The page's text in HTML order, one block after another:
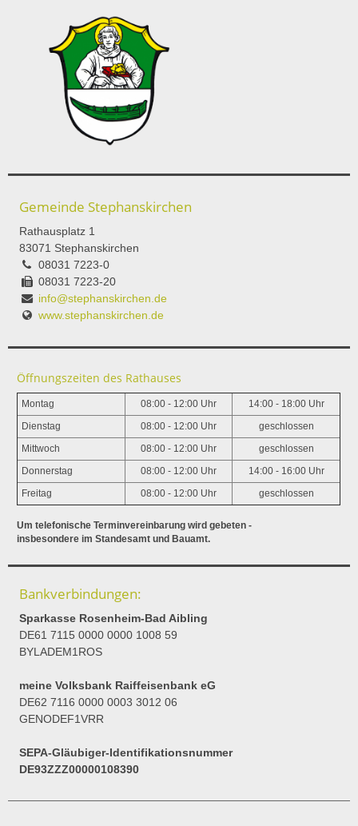
Gemeinde Stephanskirchen
Rathausplatz 1
83071 Stephanskirchen
08031 7223-0
08031 7223-20
info@stephanskirchen.de
www.stephanskirchen.de
Öffnungszeiten des Rathauses
Montag 08:00 - 12:00 Uhr 14:00 - 18:00 Uhr
Dienstag 08:00 - 12:00 Uhr geschlossen
Mittwoch 08:00 - 12:00 Uhr geschlossen
Donnerstag 08:00 - 12:00 Uhr 14:00 - 16:00 Uhr
Freitag 08:00 - 12:00 Uhr geschlossen
Um telefonische Terminvereinbarung wird gebeten -
insbesondere im Standesamt und Bauamt.
Bankverbindungen:
Sparkasse Rosenheim-Bad Aibling
DE61 7115 0000 0000 1008 59
BYLADEM1ROS
meine Volksbank Raiffeisenbank eG
DE62 7116 0000 0003 3012 06
GENODEF1VRR
SEPA-Gläubiger-Identifikationsnummer
DE93ZZZ00000108390